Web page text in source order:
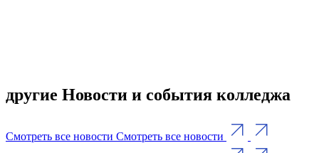
другие Новости и события колледжа
Смотреть все новости Смотреть все новости